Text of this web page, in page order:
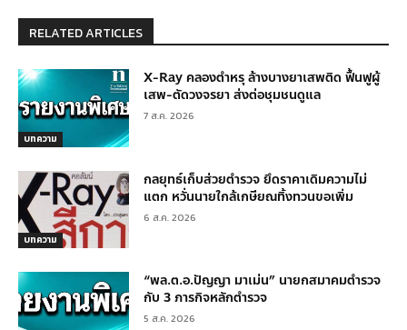
RELATED ARTICLES
บทความ
X-Ray คลองตำหรุ ล้างบางยาเสพติด ฟื้นฟูผู้
เสพ-ตัดวงจรยา ส่งต่อชุมชนดูแล
7 ส.ค. 2026
บทความ
กลยุทธ์เก็บส่วยตำรวจ ยึดราคาเดิมความไม่
แตก หวั่นนายใกล้เกษียณทิ้งทวนขอเพิ่ม
6 ส.ค. 2026
“พล.ต.อ.ปัญญา มาเม่น” นายกสมาคมตำรวจ
กับ 3 ภารกิจหลักตำรวจ
5 ส.ค. 2026